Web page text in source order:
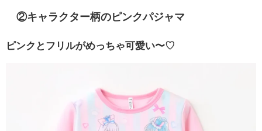
②キャラクター柄のピンクパジャマ
ピンクとフリルがめっちゃ可愛い〜♡